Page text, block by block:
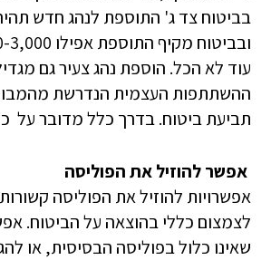
עוד לא הכל. הוספת נהג צעיר גם
ההשתתפות העצמית הנדרשת
תביעת ביטוח. בדרך כלל מדובר על כ-
אפשר להוזיל את הפוליסה
אפשרויות להוזיל את הפוליסה
לצמצום כללי בהוצאה על הביטוח.
שאינו כלול בפוליסה הבסיסית, או